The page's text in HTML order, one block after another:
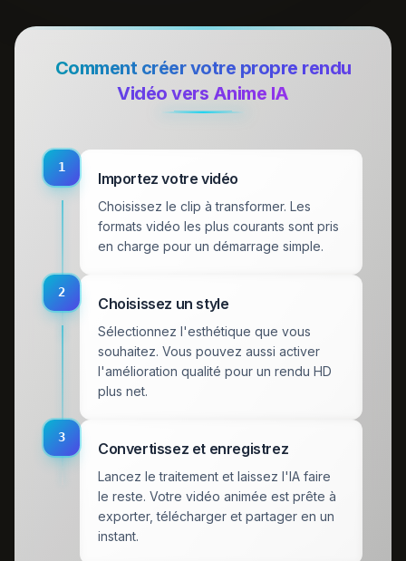
Comment créer votre propre rendu
Vidéo vers Anime IA
1
Importez votre vidéo
Choisissez le clip à transformer. Les
formats vidéo les plus courants sont pris
en charge pour un démarrage simple.
2
Choisissez un style
Sélectionnez l'esthétique que vous
souhaitez. Vous pouvez aussi activer
l'amélioration qualité pour un rendu HD
plus net.
3
Convertissez et enregistrez
Lancez le traitement et laissez l'IA faire
le reste. Votre vidéo animée est prête à
exporter, télécharger et partager en un
instant.